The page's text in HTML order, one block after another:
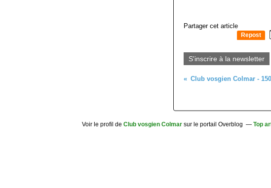
Partager cet article
Repost
S'inscrire à la newsletter
Voir le profil de Club vosgien Colmar sur le portail Overblog Top